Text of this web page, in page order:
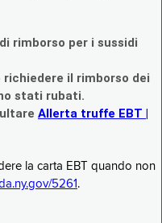
rimborso per i sussidi
il rimborso dei
stati rubati.
Allerta truffe EBT |
la carta EBT quando non
5261 .